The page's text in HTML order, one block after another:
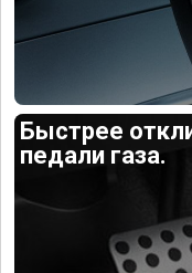
Быстрее
педали газа.